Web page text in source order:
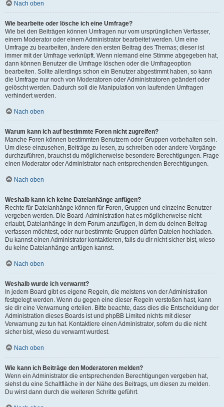
Nach oben
Wie bearbeite oder lösche ich eine Umfrage?
Wie bei den Beiträgen können Umfragen nur vom ursprünglichen Verfasser,
einem Moderator oder einem Administrator bearbeitet werden. Um eine
Umfrage zu bearbeiten, ändere den ersten Beitrag des Themas; dieser ist
immer mit der Umfrage verknüpft. Wenn niemand eine Stimme abgegeben hat,
dann können Benutzer die Umfrage löschen oder die Umfrageoption
bearbeiten. Sollte allerdings schon ein Benutzer abgestimmt haben, so kann
die Umfrage nur noch von Moderatoren oder Administratoren geändert oder
gelöscht werden. Dadurch soll die Manipulation von laufenden Umfragen
verhindert werden.
Nach oben
Warum kann ich auf bestimmte Foren nicht zugreifen?
Manche Foren können bestimmten Benutzern oder Gruppen vorbehalten sein.
Um diese einzusehen, Beiträge zu lesen, zu schreiben oder andere Vorgänge
durchzuführen, brauchst du möglicherweise besondere Berechtigungen. Frage
einen Moderator oder Administrator nach entsprechenden Berechtigungen.
Nach oben
Weshalb kann ich keine Dateianhänge anfügen?
Rechte für Dateianhänge können für Foren, Gruppen und einzelne Benutzer
vergeben werden. Die Board-Administration hat es möglicherweise nicht
erlaubt, Dateianhänge in dem Forum anzufügen, in dem du deinen Beitrag
verfassen möchtest, oder nur bestimmte Gruppen dürfen Dateien hochladen.
Du kannst einen Administrator kontaktieren, falls du dir nicht sicher bist, wieso
du keine Dateianhänge anfügen kannst.
Nach oben
Weshalb wurde ich verwarnt?
In jedem Board gibt es eigene Regeln, die meistens von der Administration
festgelegt werden. Wenn du gegen eine dieser Regeln verstoßen hast, kann
sie dir eine Verwarnung erteilen. Bitte beachte, dass dies die Entscheidung der
Administration dieses Boards ist und phpBB Limited nichts mit dieser
Verwarnung zu tun hat. Kontaktiere einen Administrator, sofern du die nicht
sicher bist, wieso du verwarnt wurdest.
Nach oben
Wie kann ich Beiträge den Moderatoren melden?
Wenn ein Administrator die entsprechenden Berechtigungen vergeben hat,
siehst du eine Schaltfläche in der Nähe des Beitrags, um diesen zu melden.
Du wirst dann durch die weiteren Schritte geführt.